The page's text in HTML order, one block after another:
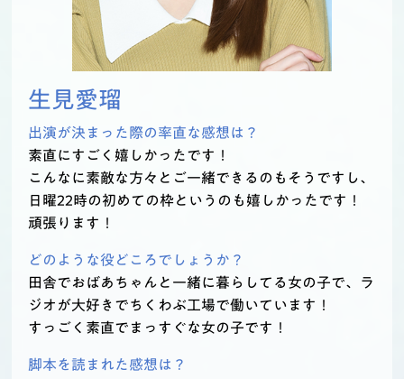
生見愛瑠
出演が決まった際の率直な感想は？
素直にすごく嬉しかったです！
こんなに素敵な方々とご一緒できるのもそうですし、
日曜22時の初めての枠というのも嬉しかったです！
頑張ります！
どのような役どころでしょうか？
田舎でおばあちゃんと一緒に暮らしてる女の子で、ラ
ジオが大好きでちくわぶ工場で働いています！
すっごく素直でまっすぐな女の子です！
脚本を読まれた感想は？